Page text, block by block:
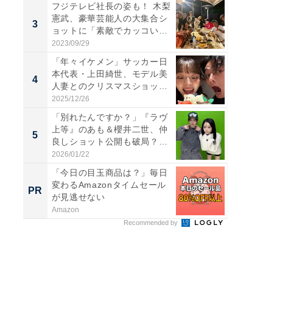
3
フジテレビ社長の姿も！ 木梨
憲武、豪華芸能人の大集合シ
ョットに「素敵でカッコい
い...
2023/09/29
4
「年々イケメン」サッカー日
本代表・上田綺世、モデル美
人妻とのクリスマスショット
に...
2025/12/26
5
「別れたんですか？」『ラヴ
上等』のあも＆櫻井二世、仲
良しショット公開も破局？
「...
2026/01/22
PR
「今日の目玉商品は？」毎日
変わるAmazonタイムセール
が見逃せない
Amazon
Recommended by